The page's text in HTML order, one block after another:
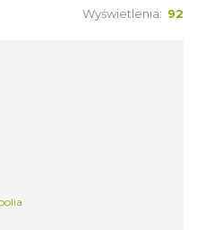
powrót do lat
Wyświetlenia: 92